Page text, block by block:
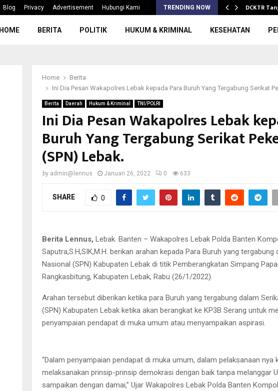
Blog Privacy Advertisement Hubungi Kami TRENDING NOW
Ketua PAC Gerindra Kec.Jasinga Meradang, Nama Baik… DCKTR
HOME BERITA POLITIK HUKUM & KRIMINAL KESEHATAN
Home
Berita
Ini Dia Pesan Wakapolres Lebak kepada Para Buruh Yang Tergabung Serikat
Berita Daerah Hukum & Kriminal TNI/POLRI
Ini Dia Pesan Wakapolres Lebak
Buruh Yang Tergabung Serikat
(SPN) Lebak.
by admin@lennus Januari 26, 2022 0 633
SHARE 0
Berita Lennus, Lebak. Banten – Wakapolres Lebak Polda Banten
Saputra,S.H,SIK,M.H. berikan arahan kepada Para Buruh yang tergabung
Nasional (SPN) Kabupaten Lebak di titik Pemberangkatan Simpang
Rangkasbitung, Kabupaten Lebak, Rabu (26/1/2022).
Arahan tersebut diberikan ketika para Buruh yang tergabung dalam
(SPN) Kabupaten Lebak ketika akan berangkat ke KP3B Serang untuk
penyampaian pendapat di muka umum atau menyampaikan aspirasi.
“Dalam penyampaian pendapat di muka umum, dalam pelaksanaan nya
melaksanakan prinsip-prinsip demokrasi dengan baik tanpa melanggar
sampaikan dengan damai,” Ujar Wakapolres Lebak Polda Banten